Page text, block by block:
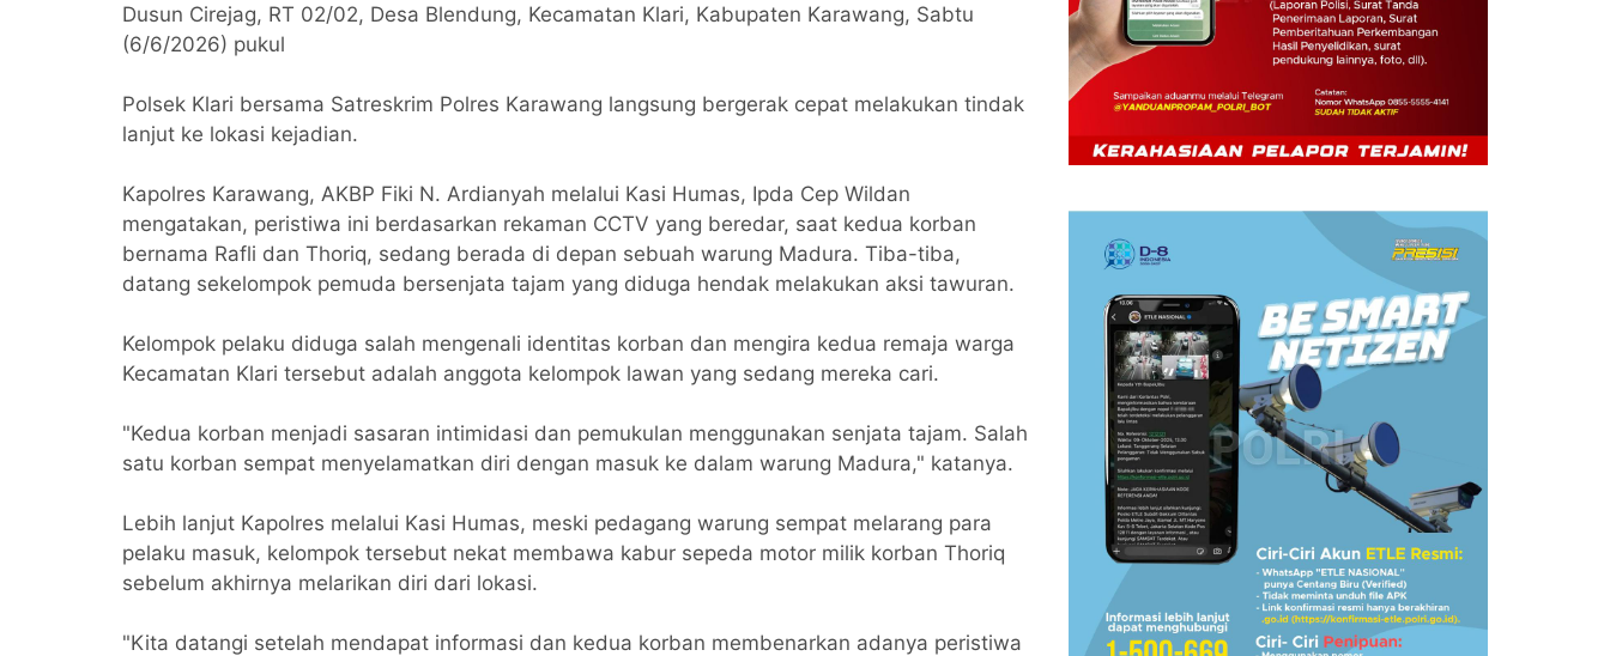
Dusun Cirejag, RT 02/02, Desa Blendung, Kecamatan Klari, Kabupaten Karawang, Sabtu
(6/6/2026) pukul
Polsek Klari bersama Satreskrim Polres Karawang langsung bergerak cepat melakukan tindak
lanjut ke lokasi kejadian.
Kapolres Karawang, AKBP Fiki N. Ardianyah melalui Kasi Humas, Ipda Cep Wildan
mengatakan, peristiwa ini berdasarkan rekaman CCTV yang beredar, saat kedua korban
bernama Rafli dan Thoriq, sedang berada di depan sebuah warung Madura. Tiba-tiba,
datang sekelompok pemuda bersenjata tajam yang diduga hendak melakukan aksi tawuran.
​Kelompok pelaku diduga salah mengenali identitas korban dan mengira kedua remaja warga
Kecamatan Klari tersebut adalah anggota kelompok lawan yang sedang mereka cari.
​"Kedua korban menjadi sasaran intimidasi dan pemukulan menggunakan senjata tajam. Salah
satu korban sempat menyelamatkan diri dengan masuk ke dalam warung Madura," katanya.
Lebih lanjut Kapolres melalui Kasi Humas, meski pedagang warung sempat melarang para
pelaku masuk, kelompok tersebut nekat membawa kabur sepeda motor milik korban Thoriq
sebelum akhirnya melarikan diri dari lokasi.
"Kita datangi setelah mendapat informasi dan kedua korban membenarkan adanya peristiwa